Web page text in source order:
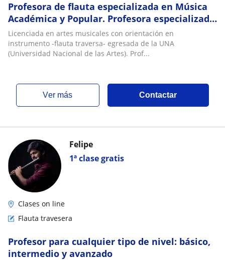
Profesora de flauta especializada en Música
Académica y Popular. Profesora especializada
en Flauta Tango y Música Argentina
Licenciada en artes musicales con orientación en
instrumento -flauta traversa- egresada de la UNA
(Universidad Nacional de las Artes). Prof...
ver más Contactar
1ª clase gratis
Felipe
Clases on line
Flauta travesera
Profesor para cualquier tipo de nivel: básico,
intermedio y avanzado